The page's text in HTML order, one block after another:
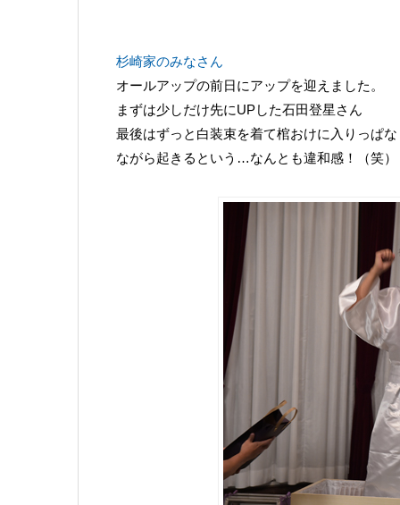
杉崎家のみなさん
オールアップの前日にアップを迎えました。
まずは少しだけ先にUPした石田登星さん
最後はずっと白装束を着て棺おけに入りっぱ
ながら起きるという…なんとも違和感！（笑）